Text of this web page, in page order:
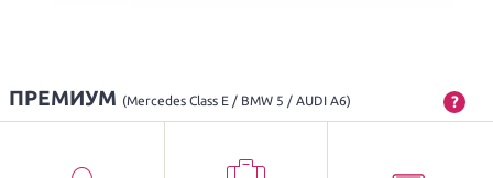
ПРЕМИУМ (Mercedes Class E / BMW 5 / AUDI A6) ?